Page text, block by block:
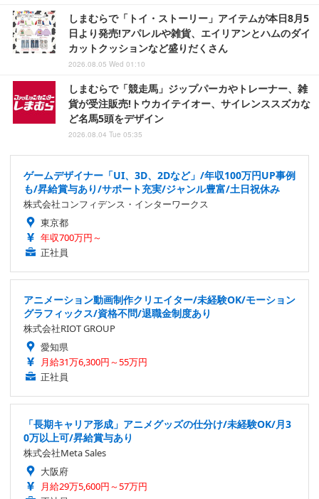
しまむらで「トイ・ストーリー」アイテムが本日8月5
日より発売!アパレルや雑貨、エイリアンとハムのダイ
カットクッションなど盛りだくさん
2026.08.05 Wed 01:10
しまむらで「競走馬」ジップパーカやトレーナー、雑
貨が受注販売!トウカイテイオー、サイレンススズカな
ど名馬5頭をデザイン
2026.08.04 Tue 05:35
ゲームデザイナー「UI、3D、2Dなど」/年収100万円UP事例
も/昇給賞与あり/サポート充実/ジャンル豊富/土日祝休み
株式会社コンフィデンス・インターワークス
東京都
年収700万円～
正社員
アニメーション動画制作クリエイター/未経験OK/モーション
グラフィックス/資格不問/退職金制度あり
株式会社RIOT GROUP
愛知県
月給31万6,300円～55万円
正社員
「長期キャリア形成」アニメグッズの仕分け/未経験OK/月3
0万以上可/昇給賞与あり
株式会社Meta Sales
大阪府
月給29万5,600円～57万円